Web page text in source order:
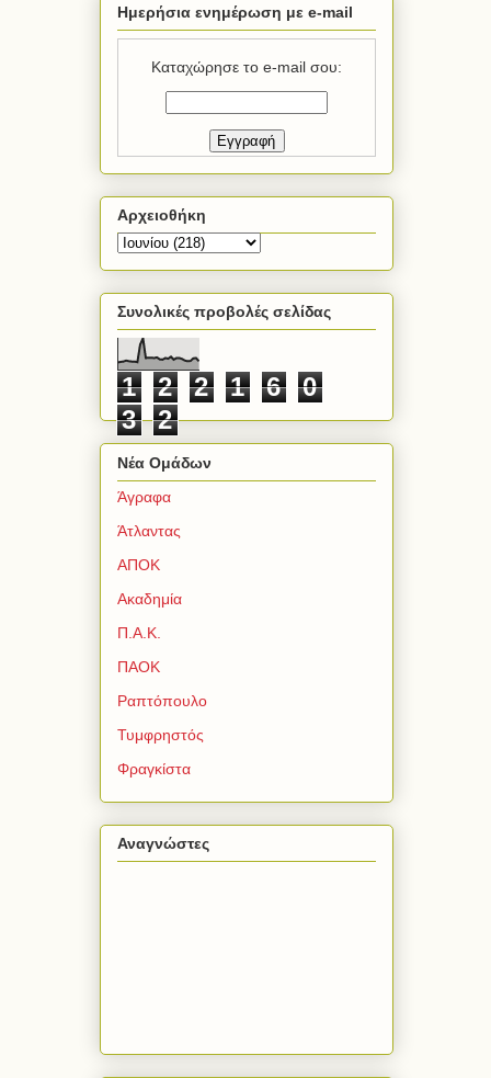
Ημερήσια ενημέρωση με e-mail
Καταχώρησε το e-mail σου:
Αρχειοθήκη
Συνολικές προβολές σελίδας
1 2 2 1 6
0
3
2
Νέα Ομάδων
Άγραφα
Άτλαντας
ΑΠΟΚ
Ακαδημία
Π.Α.Κ.
ΠΑΟΚ
Ραπτόπουλο
Τυμφρηστός
Φραγκίστα
Αναγνώστες